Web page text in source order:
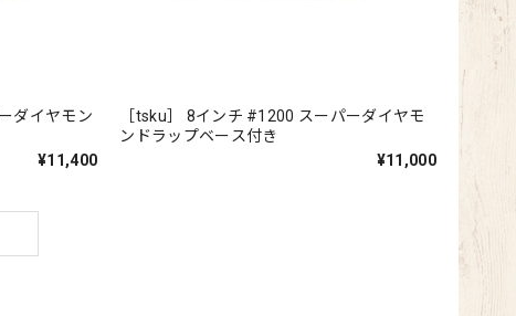
ダイヤモン
¥11,400
［tsku］ 8インチ #1200 スーパーダイヤモ
ンドラップベース付き
¥11,000